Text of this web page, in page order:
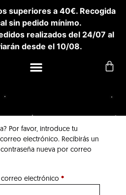
superiores a 40€. Recogida
sin pedido mínimo.
realizados del 24/07 al
desde el 10/08.
Por favor, introduce tu
electrónico. Recibirás un
nueva por correo
correo electrónico*